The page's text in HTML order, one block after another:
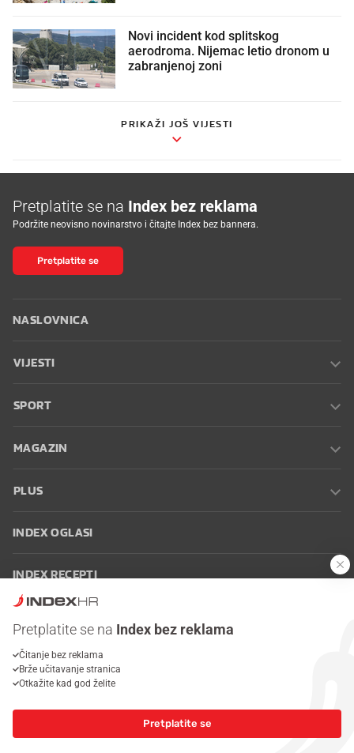
Novi incident kod splitskog
aerodroma. Nijemac letio dronom u
zabranjenoj zoni
PRIKAŽI JOŠ VIJESTI
Pretplatite se na Index bez reklama
Podržite neovisno novinarstvo i čitajte Index bez bannera.
Pretplatite se
NASLOVNICA
VIJESTI
SPORT
MAGAZIN
PLUS
INDEX OGLASI
INDEX RECEPTI
Oglašavanje Zaposli se na Indexu
korištenja
Postavke kolačića
© 2026 Index
Pretplatite se na Index bez reklama
Čitanje bez reklama
Brže učitavanje stranica
Otkažite kad god želite
Pretplatite se